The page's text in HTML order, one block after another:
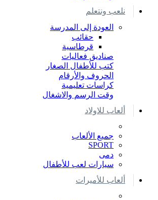
نلعب ونتعلم
العودة إلى المدرسة
حقائب
قرطاسية
صناديق فعاليات
كتب للأطفال الصغار
الحروف والأرقام
كراسات تعليمية
وقت الرسم والاشغال
ألعاب للاولاد
جميع الألعاب
SPORT
دمى
سيارات لعب للأطفال
ألعاب للأميرات